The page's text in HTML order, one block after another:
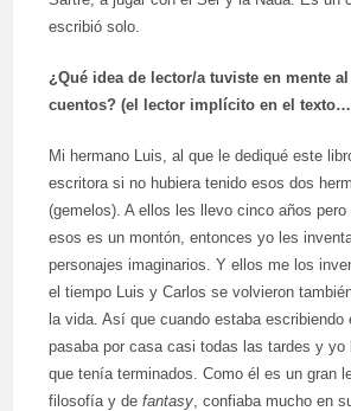
escribió solo.
¿Qué idea de lector/a tuviste en mente
cuentos? (el lector implícito en el
Mi hermano Luis, al que le dediqué este
escritora si no hubiera tenido esos dos
(gemelos). A ellos les llevo cinco años
esos es un montón, entonces yo les
personajes imaginarios. Y ellos me los
el tiempo Luis y Carlos se volvieron
la vida. Así que cuando estaba escribiendo
pasaba por casa casi todas las tardes y yo
que tenía terminados. Como él es un gran
filosofía y defantasy , confiaba mucho en